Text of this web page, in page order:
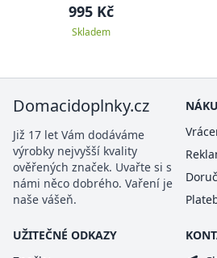
995 Kč
Skladem
Domacidoplnky.cz
Již 17 let Vám dodáváme
výrobky nejvyšší kvality
ověřených značek. Uvařte si s
námi něco dobrého. Vaření je
naše vášeň.
UŽITEČNÉ ODKAZY